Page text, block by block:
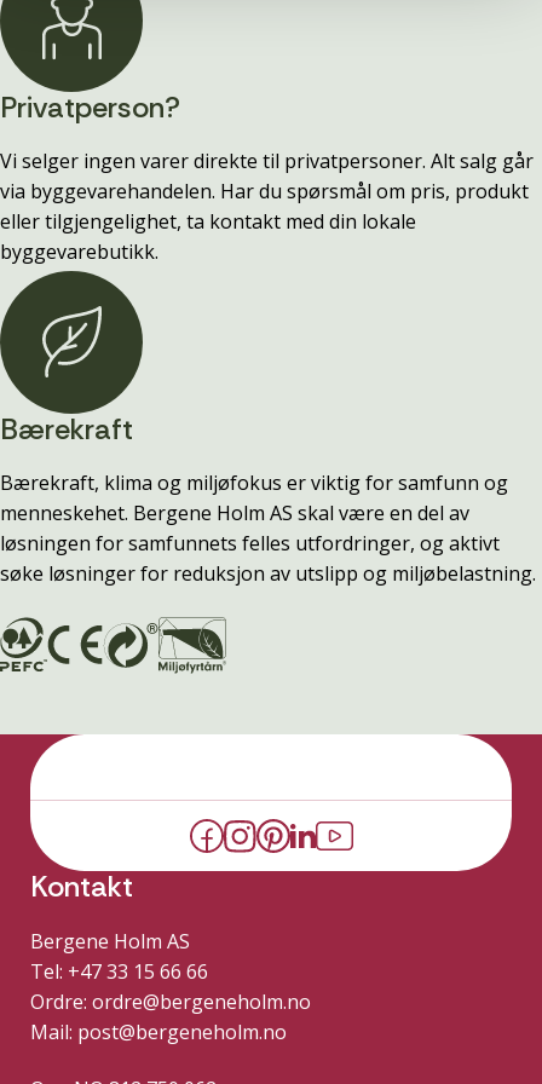
Privatperson?
Vi selger ingen varer direkte til privatpersoner. Alt salg går
via byggevarehandelen. Har du spørsmål om pris, produkt
eller tilgjengelighet, ta kontakt med din lokale
byggevarebutikk.
Bærekraft
Bærekraft, klima og miljøfokus er viktig for samfunn og
menneskehet. Bergene Holm AS skal være en del av
løsningen for samfunnets felles utfordringer, og aktivt
søke løsninger for reduksjon av utslipp og miljøbelastning.
Kontakt
Bergene Holm AS
Tel: +47 33 15 66 66
Ordre: ordre@bergeneholm.no
Mail: post@bergeneholm.no